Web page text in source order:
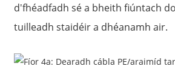
d'fhéadfadh sé a bheith fiúntach
tuilleadh staidéir a dhéanamh air.